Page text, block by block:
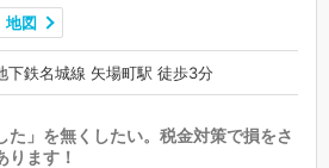
地図
下鉄名城線 矢場町駅 徒歩3分
た」を無くしたい。税金対策で損をさ
ります！